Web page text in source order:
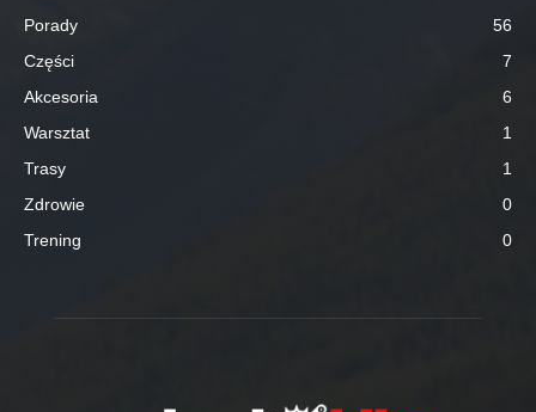
Porady
56
Części
7
Akcesoria
6
Warsztat
1
Trasy
1
Zdrowie
0
Trening
0